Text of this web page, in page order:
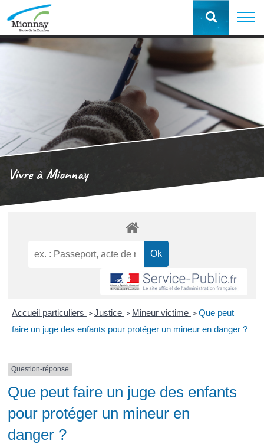
Vivre à Mionnay
Accueil particuliers > Justice > Mineur victime > Que peut
faire un juge des enfants pour protéger un mineur en danger ?
Question-réponse
Que peut faire un juge des enfants
pour protéger un mineur en
danger ?